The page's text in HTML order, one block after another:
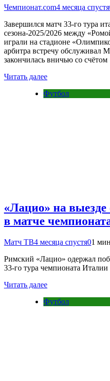
Чемпионат.com4 месяца спустя
Завершился матч 33-го тура
сезона-2025/2026 между
играли на стадионе
арбитра встречу обслуживал
закончилась вничью со
Читать далее
Футбол
«Лацио» на
в матче
Матч ТВ4 месяца спустя01
Римский «Лацио» одержал
33‑го тура чемпионата
Читать далее
Футбол